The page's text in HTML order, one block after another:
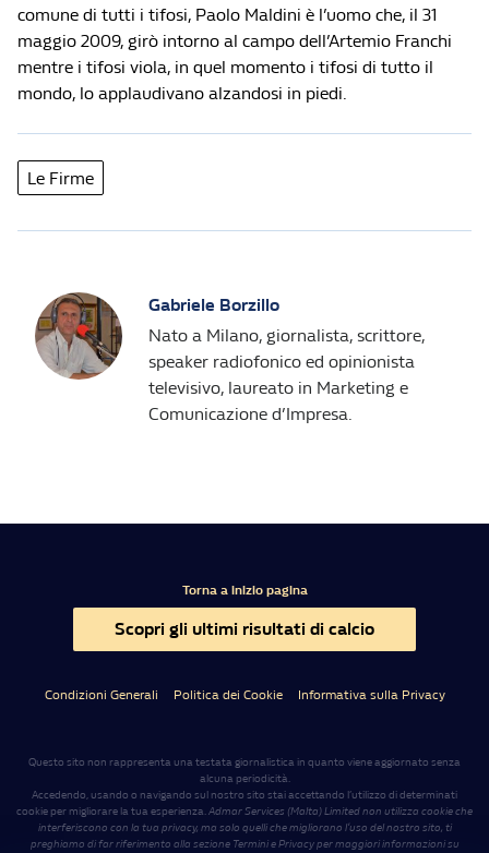
comune di tutti i tifosi, Paolo Maldini è l’uomo che, il 31
maggio 2009, girò intorno al campo dell’Artemio Franchi
mentre i tifosi viola, in quel momento i tifosi di tutto il
mondo, lo applaudivano alzandosi in piedi.
Le Firme
Gabriele Borzillo
Nato a Milano, giornalista, scrittore,
speaker radiofonico ed opinionista
televisivo, laureato in Marketing e
Comunicazione d’Impresa.
Torna a inizio pagina
Scopri gli ultimi risultati di calcio
Condizioni Generali Politica dei Cookie Informativa sulla Privacy
Questo sito non rappresenta una testata giornalistica in quanto viene aggiornato senza
alcuna periodicità.
Accedendo, usando o navigando sul nostro sito stai accettando l’utilizzo di determinati
cookie per migliorare la tua esperienza.Admar Services (Malta) Limited non utilizza cookie che
interferiscono con la tua privacy, ma solo quelli che migliorano l’uso del nostro sito, ti
preghiamo di far riferimento alla sezione Termini e Privacy per maggiori informazioni su